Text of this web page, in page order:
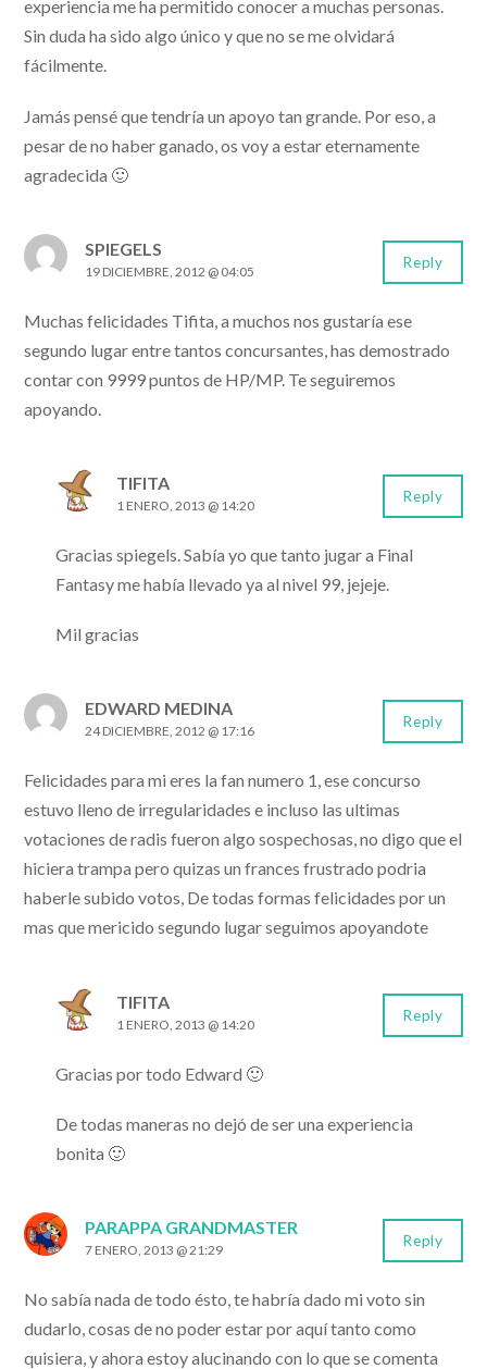
experiencia me ha permitido conocer a muchas personas.
Sin duda ha sido algo único y que no se me olvidará
fácilmente.
Jamás pensé que tendría un apoyo tan grande. Por eso, a
pesar de no haber ganado, os voy a estar eternamente
agradecida 🙂
SPIEGELS
19 DICIEMBRE, 2012 @ 04:05
Muchas felicidades Tifita, a muchos nos gustaría ese
segundo lugar entre tantos concursantes, has demostrado
contar con 9999 puntos de HP/MP. Te seguiremos
apoyando.
Reply
TIFITA
1 ENERO, 2013 @ 14:20
Gracias spiegels. Sabía yo que tanto jugar a Final
Fantasy me había llevado ya al nivel 99, jejeje.
Mil gracias
Reply
EDWARD MEDINA
24 DICIEMBRE, 2012 @ 17:16
Felicidades para mi eres la fan numero 1, ese concurso
estuvo lleno de irregularidades e incluso las ultimas
votaciones de radis fueron algo sospechosas, no digo que el
hiciera trampa pero quizas un frances frustrado podria
haberle subido votos, De todas formas felicidades por un
mas que mericido segundo lugar seguimos apoyandote
Reply
TIFITA
1 ENERO, 2013 @ 14:20
Gracias por todo Edward 🙂
De todas maneras no dejó de ser una experiencia
bonita 🙂
Reply
PARAPPA GRANDMASTER
7 ENERO, 2013 @ 21:29
No sabía nada de todo ésto, te habría dado mi voto sin
dudarlo, cosas de no poder estar por aquí tanto como
quisiera, y ahora estoy alucinando con lo que se comenta
Reply